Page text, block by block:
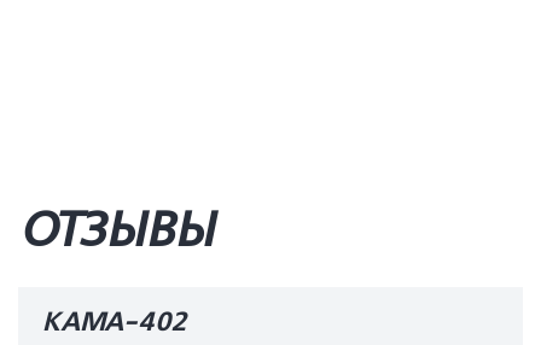
ОТЗЫВЫ
КАМА-402